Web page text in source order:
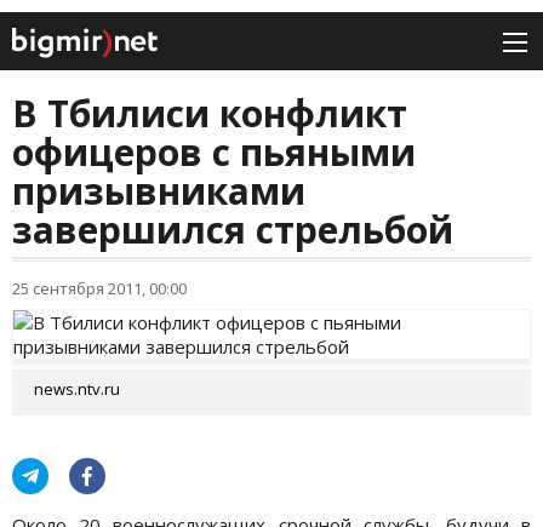
В Тбилиси конфликт
офицеров с пьяными
призывниками
завершился стрельбой
25 сентября 2011, 00:00
news.ntv.ru